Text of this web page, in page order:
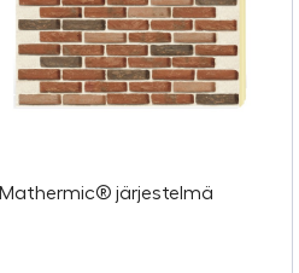
Mathermic® järjestelmä